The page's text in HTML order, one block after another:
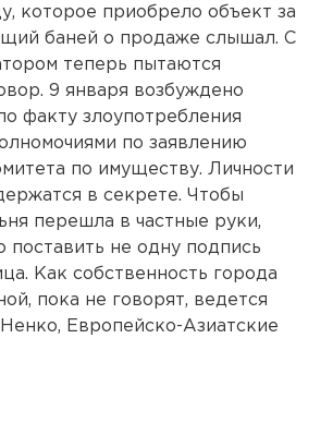
которое приобрело объект за
баней о продаже слышал. С
теперь пытаются
9 января возбуждено
факту злоупотребления
по заявлению
по имуществу. Личности
в секрете. Чтобы
перешла в частные руки,
поставить не одну подпись
Как собственность города
пока не говорят, ведется
Европейско-Азиатские